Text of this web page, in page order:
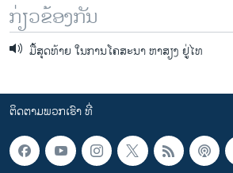
ກ່ຽວຂ້ອງກັນ
ມື້ສຸດທ້າຍ ໃນການໂຄສະນາ ຫາສຽງ ຢູ່ໄທ
ຕິດຕາມພວກເຮົາ ທີ່